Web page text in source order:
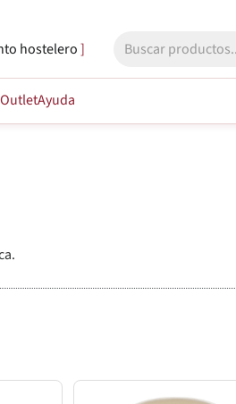
hostelero
OutletAyuda